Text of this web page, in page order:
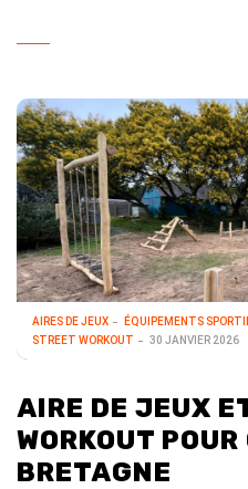
AIRES DE JEUX ÉQUIPEMENTS
STREET WORKOUT
30 JANVIER 2026
AIRE DE JEUX
WORKOUT
BRETAGNE